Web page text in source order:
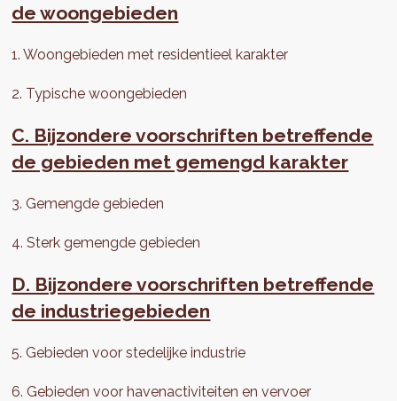
de woongebieden
1. Woongebieden met residentieel karakter
2. Typische woongebieden
C. Bijzondere voorschriften betreffende
de gebieden met gemengd karakter
3. Gemengde gebieden
4. Sterk gemengde gebieden
D. Bijzondere voorschriften betreffende
de industriegebieden
5. Gebieden voor stedelijke industrie
6. Gebieden voor havenactiviteiten en vervoer